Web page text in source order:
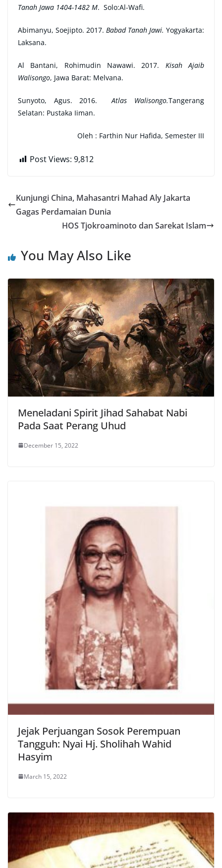
Tanah Jawa 1404-1482 M. Solo:Al-Wafi.
Abimanyu, Soejipto. 2017. Babad Tanah Jawi. Yogyakarta:
Laksana.
Al Bantani, Rohimudin Nawawi. 2017. Kisah Ajaib
Walisongo, Jawa Barat: Melvana.
Sunyoto, Agus. 2016.Atlas Walisongo.Tangerang
Selatan: Pustaka Iiman.
Oleh : Farthin Nur Hafida, Semester III
Post Views: 9,812
Kunjungi China, Mahasantri Mahad Aly Jakarta
Gagas Perdamaian Dunia
HOS Tjokroaminoto dan Sarekat Islam
You May Also Like
Meneladani Spirit Jihad Sahabat Nabi
Pada Saat Perang Uhud
December 15, 2022
Jejak Perjuangan Sosok Perempuan
Tangguh: Nyai Hj. Sholihah Wahid
Hasyim
March 15, 2022